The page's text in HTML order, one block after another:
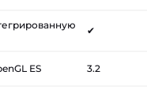
✔
ES 3.2